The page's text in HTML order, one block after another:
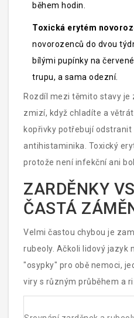
během hodin.
Toxická erytém
novorozenců do dvou
bílými pupínky na
trupu, a sama odezní.
Rozdíl mezi těmito stavy je
zmizí, když chladíte a
kopřivky potřebují odstranit
antihistaminika. Toxický
protože není infekční ani
ZARDĚNKY
ČASTÁ
Velmi častou chybou je
rubeoly. Ačkoli lidový jazyk
"osypky" pro obě nemoci,
viry s různým průběhem a